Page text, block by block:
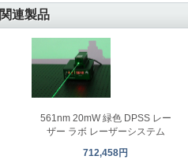
関連製品
561nm 20mW 緑色 DPSS レー
ザー ラボ レーザーシステム
712,458円